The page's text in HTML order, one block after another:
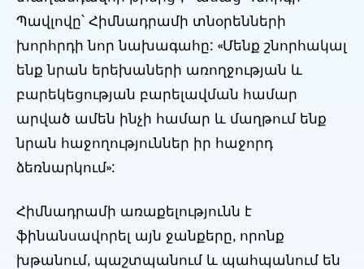
Պավլովը՝ Հիմնադրամի տնօրենների
խորհրդի նոր նախագահը: «Մենք շնորհակալ
ենք նրան երեխաների առողջության և
բարեկեցության բարելավման համար
արված ամեն ինչի համար և մաղթում ենք
նրան հաջողություններ իր հաջորդ
ձեռնարկում»:
Հիմնադրամի առաքելությունն է
ֆինանսավորել այն ջանքերը, որոնք
խթանում, պաշտպանում և պահպանում են